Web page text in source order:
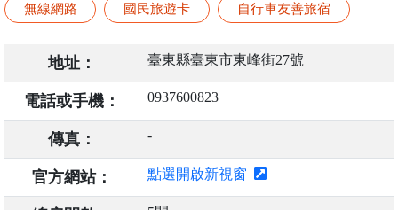
無線網路 國民旅遊卡 自行車友善旅宿
地址： 臺東縣臺東市東峰街27號
電話或手機： 0937600823
傳真： -
官方網站： 點選開啟新視窗